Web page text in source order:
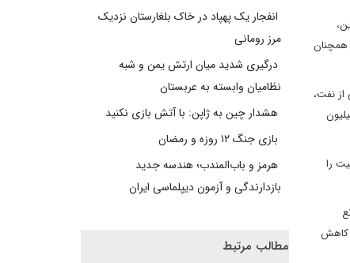
همچنان
نفت،
آور نیست. بنا بر برآورد آژانس اطلاعات انرژی آمریکا، درآمد نفتی ایران حتی تحت شرایط تحریم حدود 69 میلیون
را
را نیز کاهش
انفجار یک پهپاد در خاک بلغارستان نزدیک
مرز رومانی
درگیری شدید میان ارتش یمن و شبه
نظامیان وابسته به عربستان
هشدار چین به ژاپن: با آتش بازی نکنید
بازی جنگ ۱۲ روزه و رمضان
هرمز و باب‌المندب؛ هندسه جدید
بازدارندگی و آزمون دیپلماسی ایران
مطالب مرتبط